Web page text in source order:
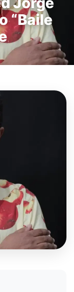
“Baile